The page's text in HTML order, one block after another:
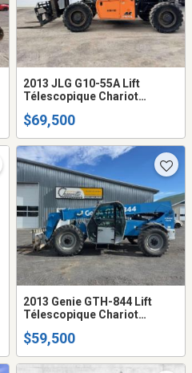
2013 JLG G10-55A Lift
Télescopique Chariot
$69,500
2013 Genie GTH-844 Lift
Télescopique Chariot
$59,500